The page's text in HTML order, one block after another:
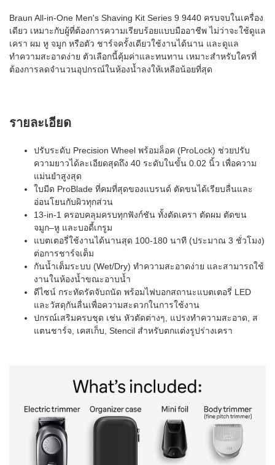
Braun All-in-One Men's Shaving Kit Series 9 9440 ครบจบในเครื่อง
เดียว เหมาะกับผู้ที่ต้องการความเรียบร้อยแบบมืออาชีพ ไม่ว่าจะใช้ดูแล
เครา ผม หู จมูก หรือตัว ชาร์จครั้งเดียวใช้งานได้นาน และดูแล
ทำความสะอาดง่าย ตัวเลือกนี้คุ้มค่าและทนทาน เหมาะสำหรับใครที่
ต้องการลดจำนวนอุปกรณ์ในห้องน้ำลงให้เหลือน้อยที่สุด
รายละเอียด
ปรับระดับ Precision Wheel พร้อมล็อค (ProLock) ช่วยปรับ
ความยาวได้ละเอียดสุดถึง 40 ระดับในขั้น 0.02 นิ้ว เพื่อความ
แม่นยำสูงสุด
ใบมีด ProBlade ที่คมที่สุดของแบรนด์ ตัดขนได้เรียบลื่นและ
อ่อนโยนกับผิวทุกส่วน
13‑in‑1 ครอบคลุมครบทุกฟังก์ชัน ทั้งตัดเครา ตัดผม ตัดขน
จมูก–หู และบอดี้เกรูม
แบตเตอรี่ใช้งานได้นานสุด 100-180 นาที (ประมาณ 3 ชั่วโมง)
ต่อการชาร์จเต็ม
กันน้ำเต็มระบบ (Wet/Dry) ทำความสะอาดง่าย และสามารถใช้
งานในห้องน้ำขณะอาบน้ำ
ดีไซน์ กระทัดรัดจับถนัด พร้อมไฟบอกสถานะแบตเตอรี่ LED
และวัสดุกันลื่นเพื่อความสะดวกในการใช้งาน
ปกรณ์เสริมครบชุด เช่น หัวตัดต่างๆ, แปรงทำความสะอาด, ส
แตนชาร์จ, เคสเก็บ, Stencil สำหรับตกแต่งรูปร่างเครา